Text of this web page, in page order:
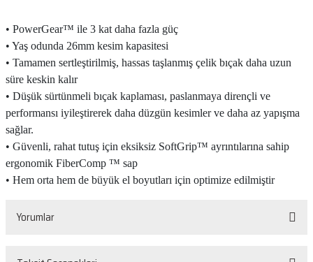
• PowerGear™ ile 3 kat daha fazla güç
• Yaş odunda 26mm kesim kapasitesi
• Tamamen sertleştirilmiş, hassas taşlanmış çelik bıçak daha uzun
süre keskin kalır
• Düşük sürtünmeli bıçak kaplaması, paslanmaya dirençli ve
performansı iyileştirerek daha düzgün kesimler ve daha az yapışma
sağlar.
• Güvenli, rahat tutuş için eksiksiz SoftGrip™ ayrıntılarına sahip
ergonomik FiberComp ™ sap
• Hem orta hem de büyük el boyutları için optimize edilmiştir
Yorumlar